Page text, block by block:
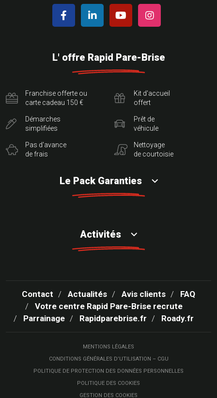
L' offre Rapid Pare-Brise
Franchise offerte ou
carte cadeau 150 €
Démarches
simplifiées
Pas d'avance
de frais
Kit d'accueil
offert
Prêt de
véhicule
Nettoyage
de courtoisie
Le Pack Garanties
Activités
Contact Actualités Avis clients
FAQ
Votre centre Rapid Pare-Brise recrute
Parrainage
Rapidparebrise.fr Roady.fr
MENTIONS LÉGALES
CONDITIONS GÉNÉRALES D’UTILISATION – CGU
POLITIQUE DE PROTECTION DES DONNÉES PERSONNELLES
POLITIQUE DES COOKIES
GESTION DES COOKIES